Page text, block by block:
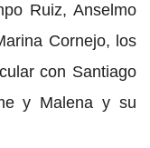
Ruiz, Anselmo
Cornejo, los
con Santiago
y Malena y su